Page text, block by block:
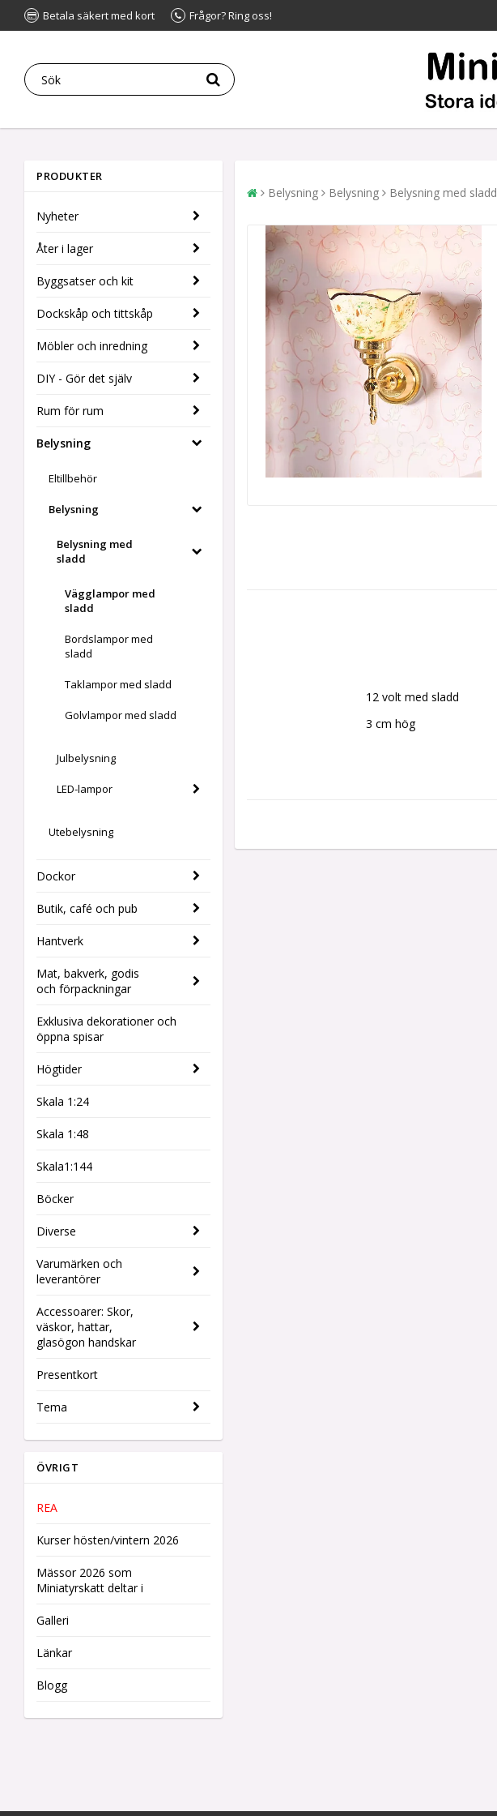
Betala säkert med kort Frågor? Ring oss!
PRODUKTER
Nyheter
Åter i lager
Byggsatser och kit
Dockskåp och tittskåp
Möbler och inredning
DIY - Gör det själv
Rum för rum
Belysning
Eltillbehör
Belysning
Belysning med
sladd
Vägglampor med
sladd
Bordslampor med
sladd
Taklampor med sladd
Golvlampor med sladd
Julbelysning
LED-lampor
Utebelysning
Dockor
Butik, café och pub
Hantverk
Mat, bakverk, godis
och förpackningar
Exklusiva dekorationer och
öppna spisar
Högtider
Skala 1:24
Skala 1:48
Skala1:144
Böcker
Diverse
Varumärken och
leverantörer
Accessoarer: Skor,
väskor, hattar,
glasögon handskar
Presentkort
Tema
ÖVRIGT
REA
Kurser hösten/vintern 2026
Mässor 2026 som
Miniatyrskatt deltar i
Galleri
Länkar
Blogg
Belysning Belysning Belysning med sladd
12 volt med sladd
3 cm hög